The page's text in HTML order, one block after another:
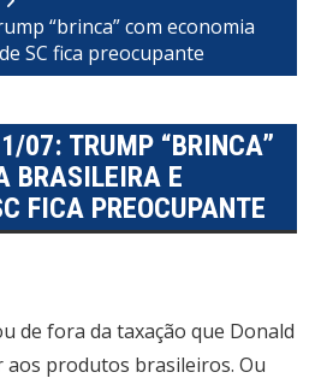
“brinca” com economia
SC fica preocupante
07: TRUMP “BRINCA”
BRASILEIRA E
FICA PREOCUPANTE
de fora da taxação que Donald
produtos brasileiros. Ou